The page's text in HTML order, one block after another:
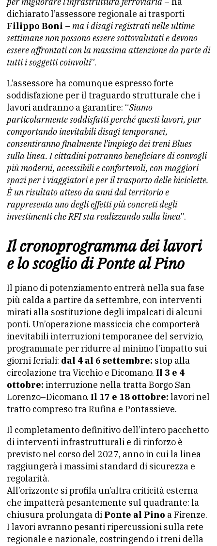
dichiarato l’assessore regionale ai trasporti
Filippo Boni – ma i disagi registrati nelle ultime
settimane non possono essere sottovalutati e devono
essere affrontati con la massima attenzione da parte di
tutti i soggetti coinvolti”.
L’assessore ha comunque espresso forte
soddisfazione per il traguardo strutturale che i
lavori andranno a garantire: “Siamo
particolarmente soddisfatti perché questi lavori, pur
comportando inevitabili disagi temporanei,
consentiranno finalmente l’impiego dei treni Blues
sulla linea. I cittadini potranno beneficiare di convogli
più moderni, accessibili e confortevoli, con maggiori
spazi per i viaggiatori e per il trasporto delle biciclette.
È un risultato atteso da anni dal territorio e
rappresenta uno degli effetti più concreti degli
investimenti che RFI sta realizzando sulla linea”.
Il cronoprogramma dei lavori
e lo scoglio di Ponte al Pino
Il piano di potenziamento entrerà nella sua fase
più calda a partire da settembre, con interventi
mirati alla sostituzione degli impalcati di alcuni
ponti. Un’operazione massiccia che comporterà
inevitabili interruzioni temporanee del servizio,
programmate per ridurre al minimo l’impatto sui
giorni feriali: dal 4 al 6 settembre: stop alla
circolazione tra Vicchio e Dicomano. Il 3 e 4
ottobre: interruzione nella tratta Borgo San
Lorenzo–Dicomano. Il 17 e 18 ottobre: lavori nel
tratto compreso tra Rufina e Pontassieve.
Il completamento definitivo dell’intero pacchetto
di interventi infrastrutturali e di rinforzo è
previsto nel corso del 2027, anno in cui la linea
raggiungerà i massimi standard di sicurezza e
regolarità.
All’orizzonte si profila un’altra criticità esterna
che impatterà pesantemente sul quadrante: la
chiusura prolungata di Ponte al Pino a Firenze.
I lavori avranno pesanti ripercussioni sulla rete
regionale e nazionale, costringendo i treni della